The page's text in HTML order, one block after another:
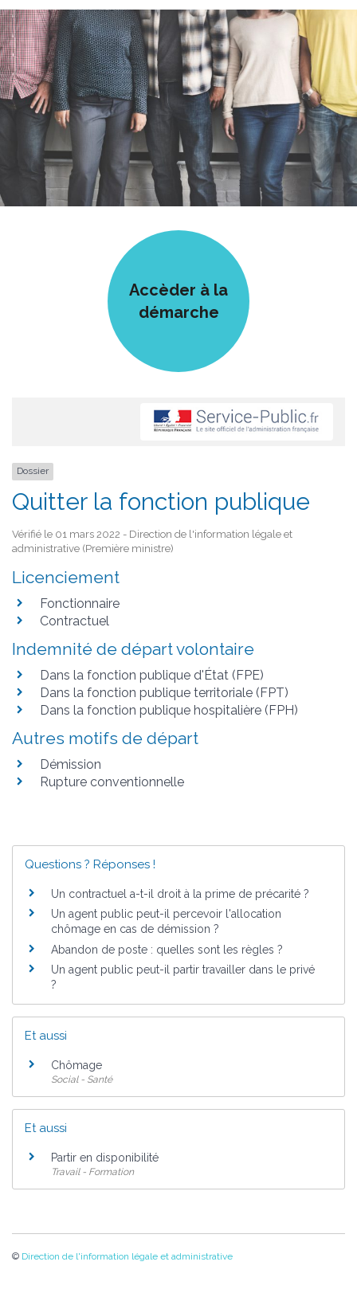
Accèder à la
démarche
Dossier
Quitter la fonction publique
Vérifié le 01 mars 2022 - Direction de l'information légale et
administrative (Première ministre)
Licenciement
Fonctionnaire
Contractuel
Indemnité de départ volontaire
Dans la fonction publique d'État (FPE)
Dans la fonction publique territoriale (FPT)
Dans la fonction publique hospitalière (FPH)
Autres motifs de départ
Démission
Rupture conventionnelle
Questions ? Réponses !
Un contractuel a-t-il droit à la prime de précarité ?
Un agent public peut-il percevoir l'allocation
chômage en cas de démission ?
Abandon de poste : quelles sont les règles ?
Un agent public peut-il partir travailler dans le privé
?
Et aussi
Chômage
Social - Santé
Et aussi
Partir en disponibilité
Travail - Formation
© Direction de l'information légale et administrative